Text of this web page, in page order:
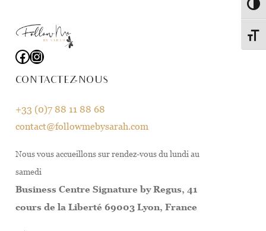
Facebook
Instagram
CONTACTEZ-NOUS
+33 (0)7 88 11 88 68
contact@followmebysarah.com
Nous vous accueillons sur rendez-vous du lundi au
samedi
Business Centre Signature by Regus, 41
cours de la Liberté 69003 Lyon, France